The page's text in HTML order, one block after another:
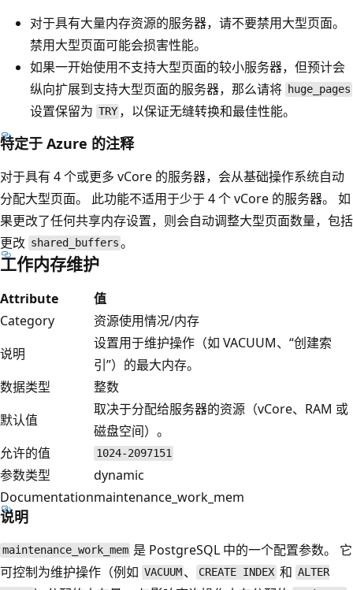
对于具有大量内存资源的服务器，请不要禁用大型页面。
禁用大型页面可能会损害性能。
如果一开始使用不支持大型页面的较小服务器，但预计会
纵向扩展到支持大型页面的服务器，那么请将 huge_pages
设置保留为 TRY ，以保证无缝转换和最佳性能。
特定于 Azure 的注释
对于具有 4 个或更多 vCore 的服务器，会从基础操作系统自动
分配大型页面。 此功能不适用于少于 4 个 vCore 的服务器。 如
果更改了任何共享内存设置，则会自动调整大型页面数量，包括
更改 shared_buffers 。
工作内存维护
Attribute
值
Category
资源使用情况/内存
说明
设置用于维护操作（如 VACUUM、“创建索
引”）的最大内存。
数据类型
整数
默认值
取决于分配给服务器的资源（vCore、RAM 或
磁盘空间）。
允许的值
1024-2097151
参数类型
dynamic
Documentationmaintenance_work_mem
说明
maintenance_work_mem 是 PostgreSQL 中的一个配置参数。 它
可控制为维护操作（例如 VACUUM 、 CREATE INDEX 和 ALTER